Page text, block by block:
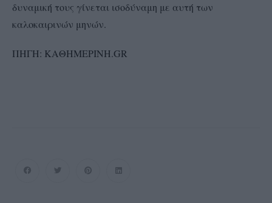
δυναμική τους γίνεται ισοδύναμη με αυτή των
καλοκαιρινών μηνών.
ΠΗΓΗ: ΚΑΘΗΜΕΡΙΝΗ.GR